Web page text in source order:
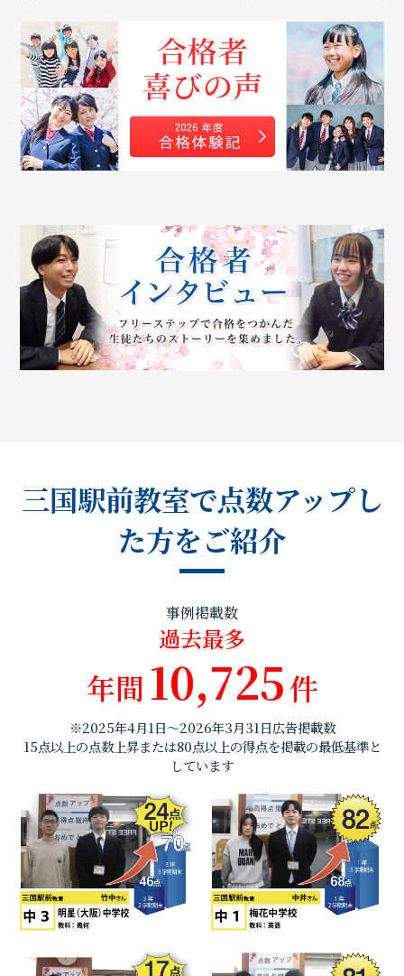
三国駅前教室で点数アップし
た方をご紹介
事例掲載数
過去最多
年間 10,725件
※2025年4月1日～2026年3月31日広告掲載数
15点以上の点数上昇または80点以上の得点を掲載の最低基準と
しています